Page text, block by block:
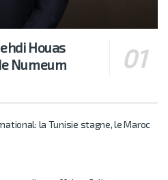
Houas
Numeum
la Tunisie stagne, le Maroc